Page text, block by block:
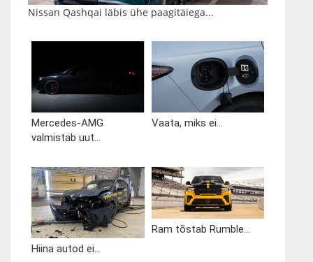
Nissan Qashqai läbis ühe paagitäiega...
Mercedes-AMG
valmistab uut...
Vaata, miks ei...
Hiina autod ei...
Ram tõstab Rumble...